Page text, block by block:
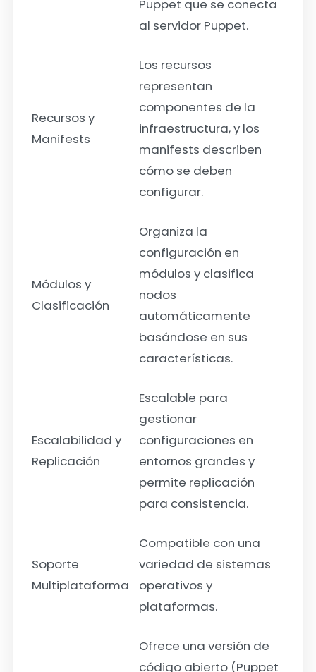
Puppet que se conecta
al servidor Puppet.
Recursos y
Manifests
Los recursos
representan
componentes de la
infraestructura, y los
manifests describen
cómo se deben
configurar.
Módulos y
Clasificación
Organiza la
configuración en
módulos y clasifica
nodos
automáticamente
basándose en sus
características.
Escalabilidad y
Replicación
Escalable para
gestionar
configuraciones en
entornos grandes y
permite replicación
para consistencia.
Soporte
Multiplataforma
Compatible con una
variedad de sistemas
operativos y
plataformas.
Ofrece una versión de
código abierto (Puppet